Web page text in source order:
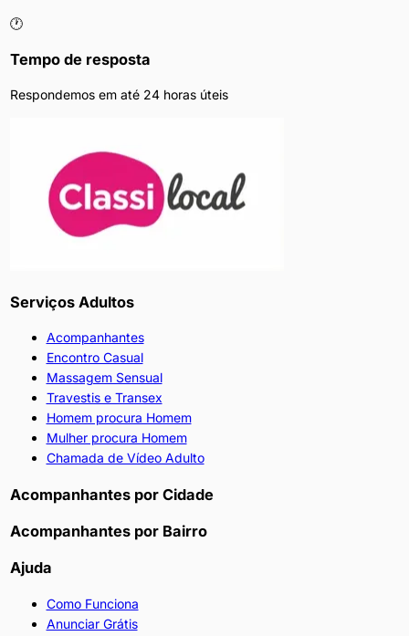
🕐
Tempo de resposta
Respondemos em até 24 horas úteis
Serviços Adultos
Acompanhantes
Encontro Casual
Massagem Sensual
Travestis e Transex
Homem procura Homem
Mulher procura Homem
Chamada de Vídeo Adulto
Acompanhantes por Cidade
Acompanhantes por Bairro
Ajuda
Como Funciona
Anunciar Grátis